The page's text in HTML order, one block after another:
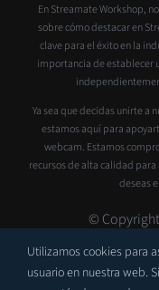
En Streamate Workshop,
sobre cómo destacar en
clave para el éxito en la
importancia de establecer
Ya sea que decidas unirte a
estamos aquí para
webcam. Estamos
recursos de alta calidad
deseas
©
privacidad
Utilizamos cookies para
usuario en nuestra web.